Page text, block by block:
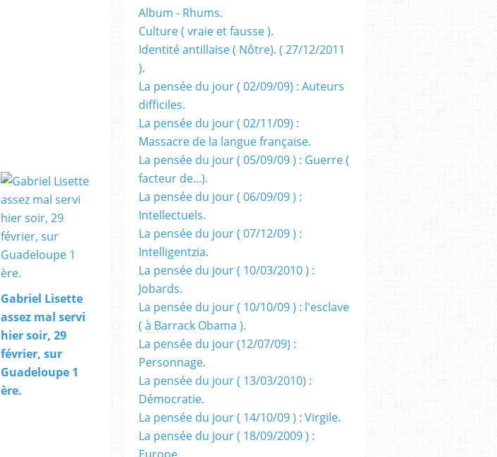
Gabriel Lisette
assez mal servi
hier soir, 29
février, sur
Guadeloupe 1
ère.
Album - Rhums.
Culture ( vraie et fausse ).
Identité antillaise ( Nôtre). ( 27/12/2011
).
La pensée du jour ( 02/09/09) : Auteurs
difficiles.
La pensée du jour ( 02/11/09) :
Massacre de la langue française.
La pensée du jour ( 05/09/09 ) : Guerre (
facteur de...).
La pensée du jour ( 06/09/09 ) :
Intellectuels.
La pensée du jour ( 07/12/09 ) :
Intelligentzia.
La pensée du jour ( 10/03/2010 ) :
Jobards.
La pensée du jour ( 10/10/09 ) : l'esclave
( à Barrack Obama ).
La pensée du jour (12/07/09) :
Personnage.
La pensée du jour ( 13/03/2010) :
Démocratie.
La pensée du jour ( 14/10/09 ) : Virgile.
La pensée du jour ( 18/09/2009 ) :